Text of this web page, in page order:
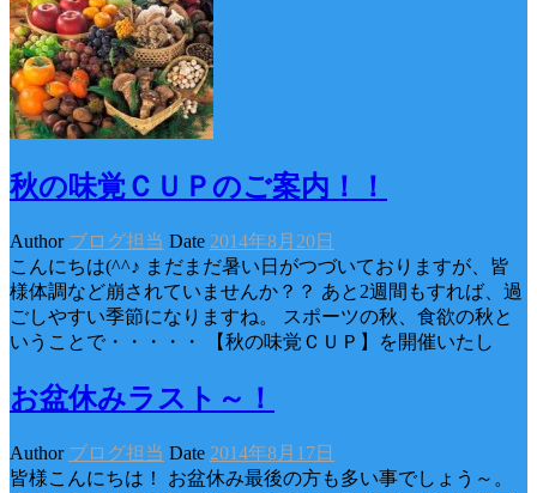
秋の味覚ＣＵＰのご案内！！
Author ブログ担当 Date 2014年8月20日
こんにちは(^^♪ まだまだ暑い日がつづいておりますが、皆
様体調など崩されていませんか？？ あと2週間もすれば、過
ごしやすい季節になりますね。 スポーツの秋、食欲の秋と
いうことで・・・・・ 【秋の味覚ＣＵＰ】を開催いたし
お盆休みラスト～！
Author ブログ担当 Date 2014年8月17日
皆様こんにちは！ お盆休み最後の方も多い事でしょう～。